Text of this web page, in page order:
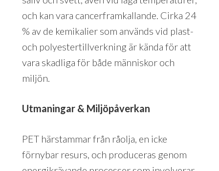
och kan vara cancerframkallande. Cirka 24
% av de kemikalier som används vid plast-
och polyestertillverkning är kända för att
vara skadliga för både människor och
miljön.
Utmaningar & Miljöpåverkan
PET härstammar från råolja, en icke
förnybar resurs, och produceras genom